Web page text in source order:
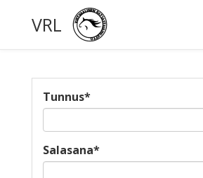
VRL
Tunnus*
Salasana*